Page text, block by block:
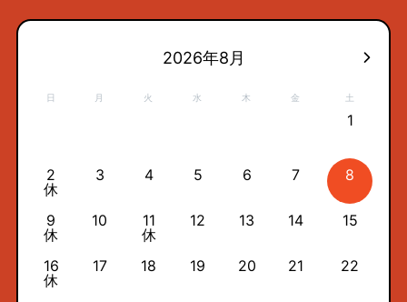
2026年8月
日 月 火 水 木 金 土
1
2
休
3 4 5 6 7 8
9
休
10
11
休
12 13 14 15
16
休
17 18 19 20 21 22